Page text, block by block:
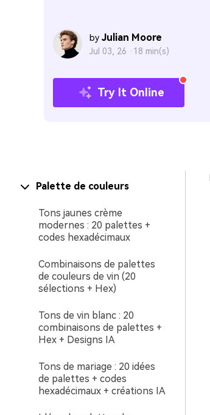
by Julian Moore
Jul 03, 26 · 18 min(s)
Try It Online
Palette de couleurs
Tons jaunes crème
modernes : 20 palettes +
codes hexadécimaux
Combinaisons de palettes
de couleurs de vin (20
sélections + Hex)
Tons de vin blanc : 20
combinaisons de palettes +
Hex + Designs IA
Tons de mariage : 20 idées
de palettes + codes
hexadécimaux + créations IA